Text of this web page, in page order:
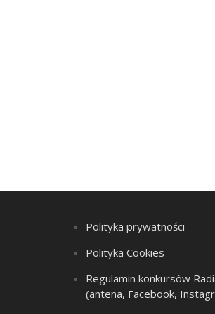
Polityka prywatności
Polityka Cookies
Regulamin konkursów
(antena, Facebook,